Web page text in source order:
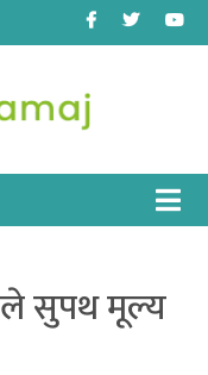
Facebook
Twitter
सुपथ मूल्य